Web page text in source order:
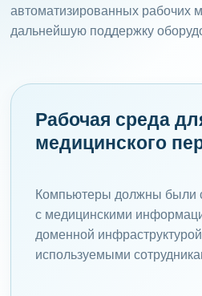
автоматизированных рабочих
дальнейшую поддержку
Рабочая среда
медицинского
Компьютеры должны были
с медицинскими
доменной
используемыми